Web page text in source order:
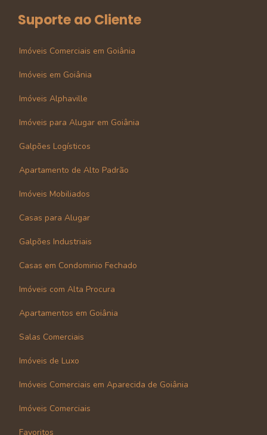
Suporte ao Cliente
Imóveis Comerciais em Goiânia
Imóveis em Goiânia
Imóveis Alphaville
Imóveis para Alugar em Goiânia
Galpões Logísticos
Apartamento de Alto Padrão
Imóveis Mobiliados
Casas para Alugar
Galpões Industriais
Casas em Condominio Fechado
Imóveis com Alta Procura
Apartamentos em Goiânia
Salas Comerciais
Imóveis de Luxo
Imóveis Comerciais em Aparecida de Goiânia
Imóveis Comerciais
Favoritos